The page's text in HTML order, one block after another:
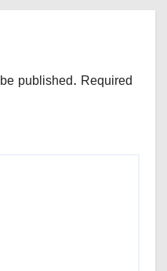
published. Required